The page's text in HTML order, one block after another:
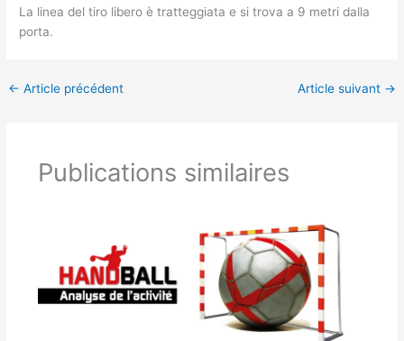
La linea del tiro libero è tratteggiata e si trova a 9 metri dalla
porta.
← Article précédent Article suivant →
Publications similaires